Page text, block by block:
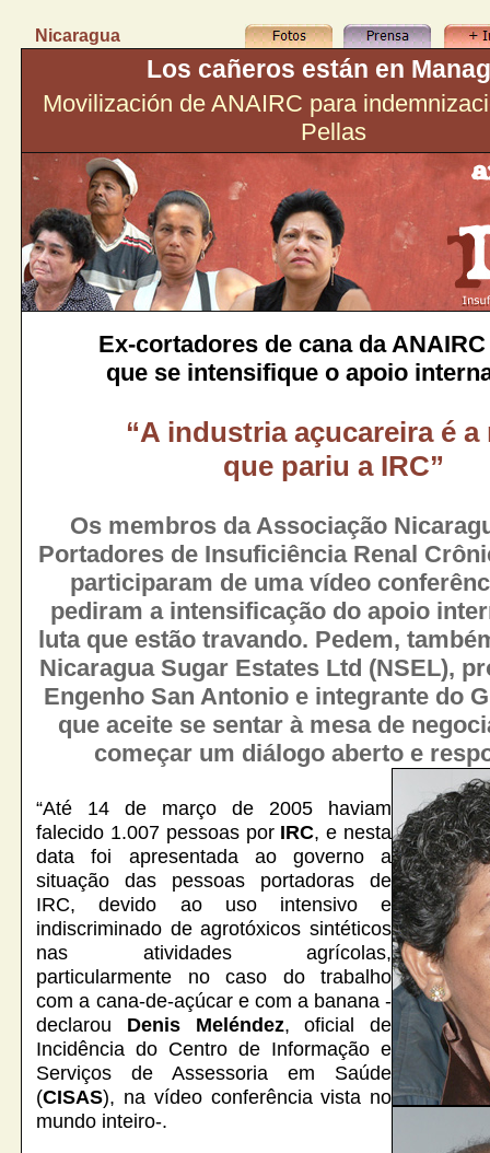
Nicaragua
Los cañeros están en
Movilización de ANAIRC para
Pellas
Ex-cortadores de cana da
que se intensifique o apoio
“A industria açucareira é a
que pariu a IRC”
Os membros da Associação
Portadores de Insuficiência Renal
participaram de uma vídeo
pediram a intensificação do apoio
luta que estão travando. Pedem,
Nicaragua Sugar Estates Ltd (NSEL),
Engenho San Antonio e integrante do
que aceite se sentar à mesa de
começar um diálogo aberto e
“Até 14 de março de 2005 haviam
falecido 1.007 pessoas por IRC, e nesta
data foi apresentada ao governo a
situação das pessoas portadoras de
IRC, devido ao uso intensivo e
indiscriminado de agrotóxicos sintéticos
nas atividades agrícolas,
particularmente no caso do trabalho
com a cana-de-açúcar e com a banana -
declarou Denis Meléndez, oficial de
Incidência do Centro de Informação e
Serviços de Assessoria em Saúde
(CISAS), na vídeo conferência vista no
mundo inteiro-.